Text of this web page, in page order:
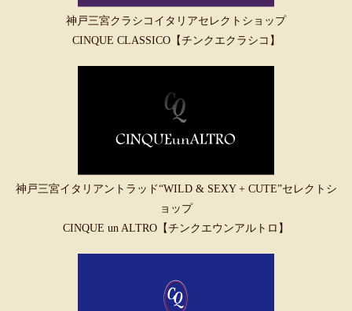
神戸三宮クラシコイタリアセレクトショップ
CINQUE CLASSICO【チンクエクラシコ】
神戸三宮イタリアントラッド“WILD & SEXY + CUTE”セレクトシ
ョップ
CINQUE un ALTRO【チンクエウンアルトロ】